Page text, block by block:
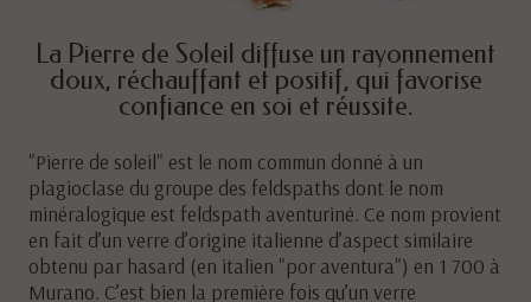
La Pierre de Soleil diffuse un rayonnement
doux, réchauffant et positif, qui favorise
confiance en soi et réussite.
"Pierre de soleil" est le nom commun donné à un
plagioclase du groupe des feldspaths dont le nom
minéralogique est feldspath aventuriné. Ce nom provient
en fait d’un verre d’origine italienne d’aspect similaire
obtenu par hasard (en italien "por aventura") en 1 700 à
Murano. C’est bien la première fois qu’un verre